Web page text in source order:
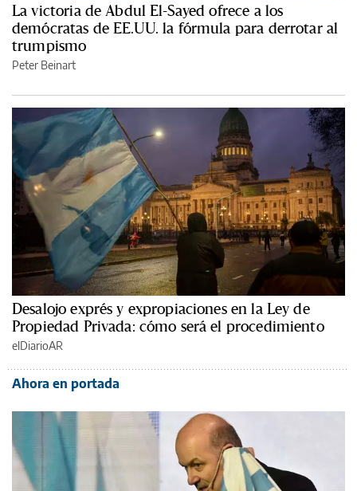
La victoria de Abdul El-Sayed ofrece a los
demócratas de EE.UU. la fórmula para derrotar al
trumpismo
Peter Beinart
Desalojo exprés y expropiaciones en la Ley de
Propiedad Privada: cómo será el procedimiento
elDiarioAR
Ahora en portada